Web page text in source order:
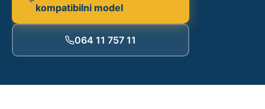
kompatibilni model
064 11 757 11